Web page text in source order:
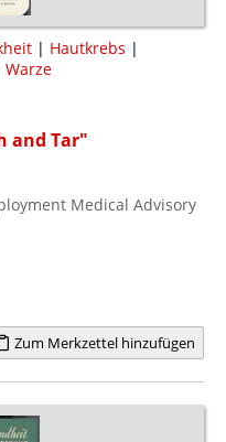
| Hautkrebs |
Warze
and Tar"
Medical Advisory
Zum Merkzettel hinzufügen